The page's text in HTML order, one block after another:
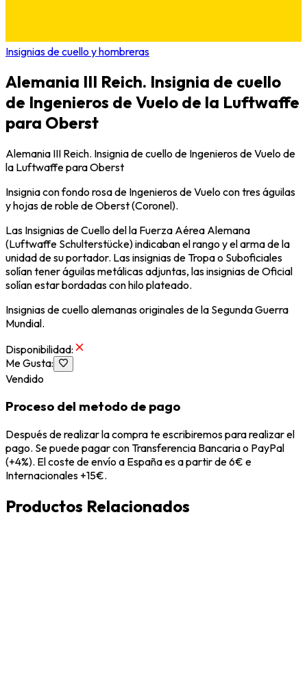
Insignias de cuello y hombreras
Alemania III Reich. Insignia de cuello
de Ingenieros de Vuelo de la Luftwaffe
para Oberst
Alemania III Reich. Insignia de cuello de Ingenieros de Vuelo de
la Luftwaffe para Oberst
Insignia con fondo rosa de Ingenieros de Vuelo con tres águilas
y hojas de roble de Oberst (Coronel).
Las Insignias de Cuello del la Fuerza Aérea Alemana
(Luftwaffe Schulterstücke) indicaban el rango y el arma de la
unidad de su portador. Las insignias de Tropa o Suboficiales
solían tener águilas metálicas adjuntas, las insignias de Oficial
solían estar bordadas con hilo plateado.
Insignias de cuello alemanas originales de la Segunda Guerra
Mundial.
Disponibilidad:
Me Gusta:
Vendido
Proceso del metodo de pago
Después de realizar la compra te escribiremos para realizar el
pago. Se puede pagar con Transferencia Bancaria o PayPal
(+4%). El coste de envío a España es a partir de 6€ e
Internacionales +15€.
Productos Relacionados